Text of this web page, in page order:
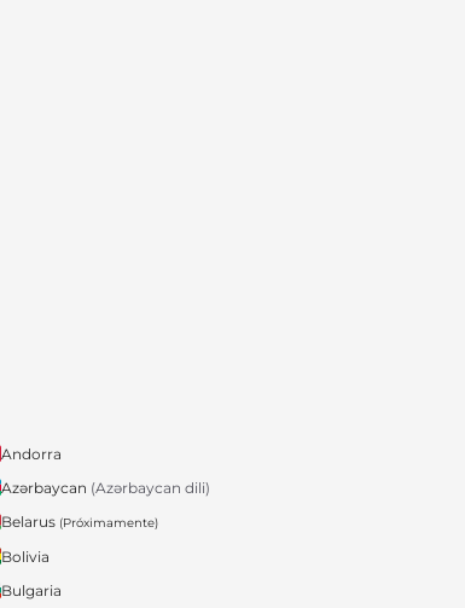
Andorra
Azərbaycan (Azərbaycan dili)
Belarus (Próximamente)
Bolivia
Bulgaria